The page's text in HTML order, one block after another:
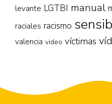
levante LGTBI manual
raciales racismo
valencia video víctimas